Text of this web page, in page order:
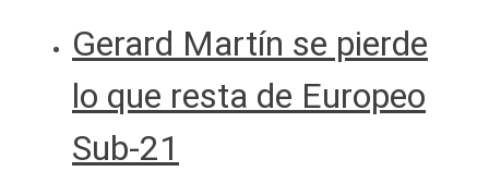
Gerard Martín se pierde
lo que resta de Europeo
Sub-21